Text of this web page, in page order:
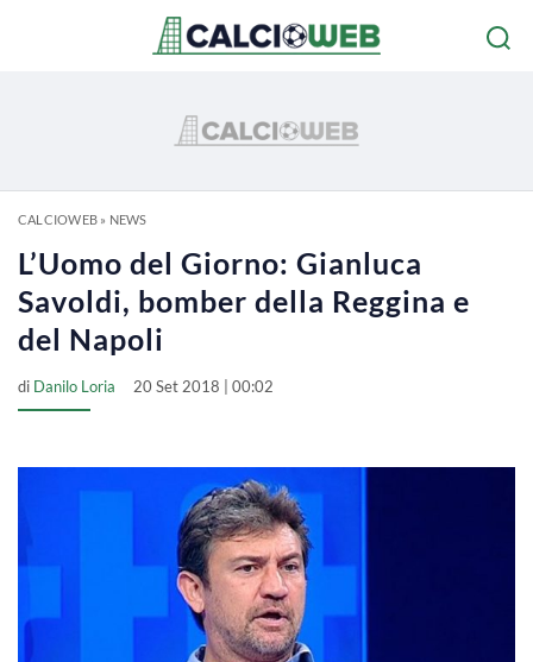
CALCIOWEB» NEWS
L’Uomo del Giorno: Gianluca
Savoldi, bomber della Reggina e
del Napoli
di Danilo Loria 20 Set 2018 | 00:02